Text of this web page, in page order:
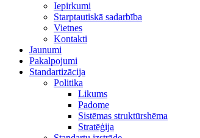
Iepirkumi
Starptautiskā sadarbība
Vietnes
Kontakti
Jaunumi
Pakalpojumi
Standartizācija
Politika
Likums
Padome
Sistēmas struktūrshēma
Stratēģija